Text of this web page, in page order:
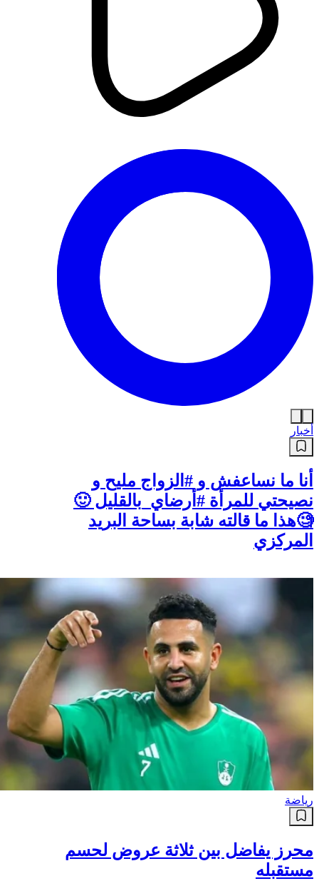
أخبار
أنا ما نساعفش و #الزواج مليح و
نصيحتي للمرأة #أرضاي_بالقليل 🙂
🧐هذا ما قالته شابة بساحة البريد
المركزي
رياضة
محرز يفاضل بين ثلاثة عروض لحسم
مستقبله